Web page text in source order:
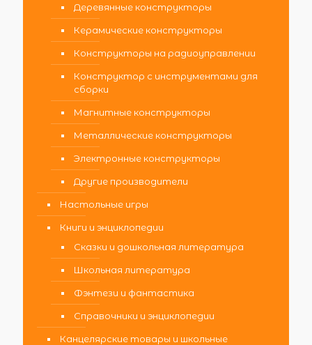
Деревянные конструкторы
Керамические конструкторы
Конструкторы на радиоуправлении
Конструктор с инструментами для
сборки
Магнитные конструкторы
Металлические конструкторы
Электронные конструкторы
Другие производители
Настольные игры
Книги и энциклопедии
Сказки и дошкольная литература
Школьная литература
Фэнтези и фантастика
Справочники и энциклопедии
Канцелярские товары и школьные